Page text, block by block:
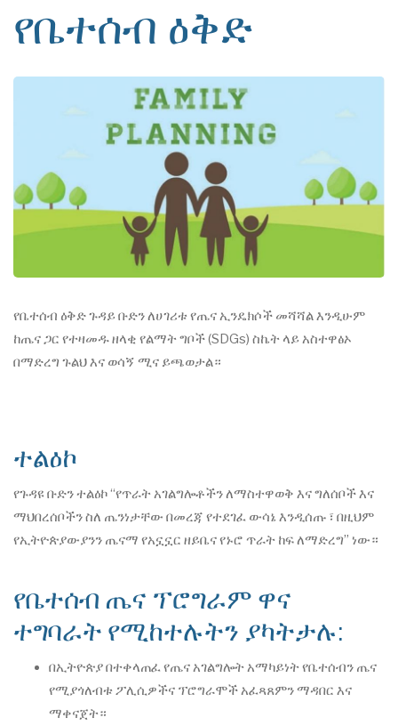
የቤተሰብ ዕቅድ
የቤተሰብ ዕቅድ ጉዳይ ቡድን ለሀገሪቱ የጤና ኢንዴክሶች መሻሻል እንዲሁም
ከጤና ጋር የተዛመዱ ዘላቂ የልማት ግቦች (SDGs) ስኬት ላይ አስተዋፅኦ
በማድረግ ጉልህ እና ወሳኝ ሚና ይጫወታል።
ተልዕኮ
የጉዳዩ ቡድን ተልዕኮ “የጥራት አገልግሎቶችን ለማስተዋወቅ እና ግለሰቦች እና
ማህበረሰቦችን ስለ ጤንነታቸው በመረጃ የተደገፈ ውሳኔ እንዲሰጡ ፣ በዚህም
የኢትዮጵያውያንን ጤናማ የአኗኗር ዘይቤና የኑሮ ጥራት ከፍ ለማድረግ” ነው።
የቤተሰብ ጤና ፕሮግራም ዋና
ተግባራት የሚከተሉትን ያካትታሉ:
በኢትዮጵያ በተቀላጠፈ የጤና አገልግሎት አማካይነት የቤተሰብን ጤና
የሚያጎለብቱ ፖሊሲዎችና ፕሮግራሞች አፈጻጸምን ማዳበር እና
ማቀናጀት።